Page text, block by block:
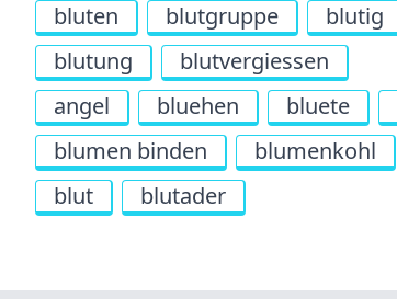
bluten
blutgruppe blutig
blutung
blutvergiessen
angel
bluehen bluete
blumen binden
blumenkohl
blut
blutader